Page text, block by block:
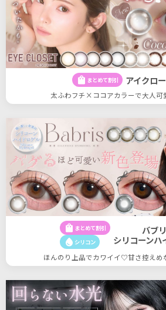
shopping_bag まとめて割引 アイクロ
太ふわフチ×ココアカラーで大人
shopping_bag まとめて割引
water_drop シリコン
バブ
シリコーンハ
ほんのり上品でカワイイ♡甘さ控えめ